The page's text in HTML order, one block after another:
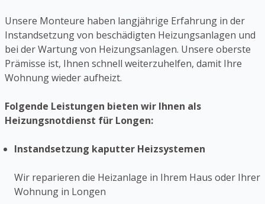
Unsere Monteure haben langjährige Erfahrung in der
Instandsetzung von beschädigten Heizungsanlagen und
bei der Wartung von Heizungsanlagen. Unsere oberste
Prämisse ist, Ihnen schnell weiterzuhelfen, damit Ihre
Wohnung wieder aufheizt.
Folgende Leistungen bieten wir Ihnen als
Heizungsnotdienst für Longen:
Instandsetzung kaputter Heizsystemen
Wir reparieren die Heizanlage in Ihrem Haus oder Ihrer
Wohnung in Longen